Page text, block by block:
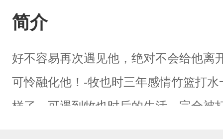
简介
好不容易再次遇见他，绝对不会给他离
可怜融化他！-牧也时三年感情竹篮打
样了，可遇到牧也时后的生活，完全被